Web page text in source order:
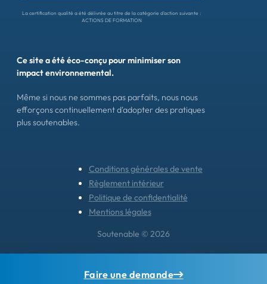
Faire une demande
La certification qualité a été délivrée au titre de la catégorie d'action suivante :
ACTIONS DE FORMATION
Ce site a été éco-conçu pour minimiser son
impact environnemental.
Même si nous ne sommes pas parfaits, nous nous
efforçons continuellement d'adopter des pratiques
plus soutenables.
Soutenable © 2026
Conditions générales de vente
Règlement intérieur
Politique de confidentialité
Mentions légales